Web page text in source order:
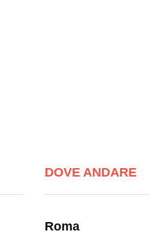
DOVE ANDARE
Roma